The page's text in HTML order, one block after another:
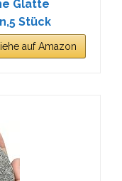
Glatte
Stück
auf Amazon